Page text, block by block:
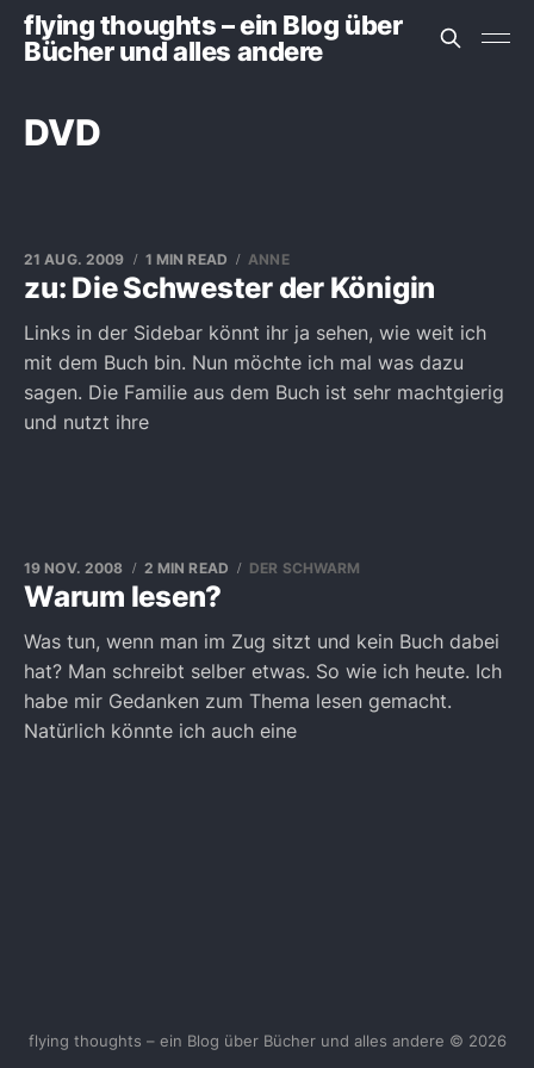
flying thoughts – ein Blog über
Bücher und alles andere
DVD
zu: Die Schwester der Königin
21 AUG. 2009 1 MIN READ ANNE
Links in der Sidebar könnt ihr ja sehen, wie weit ich
mit dem Buch bin. Nun möchte ich mal was dazu
sagen. Die Familie aus dem Buch ist sehr machtgierig
und nutzt ihre
Warum lesen?
19 NOV. 2008 2 MIN READ DER SCHWARM
Was tun, wenn man im Zug sitzt und kein Buch dabei
hat? Man schreibt selber etwas. So wie ich heute. Ich
habe mir Gedanken zum Thema lesen gemacht.
Natürlich könnte ich auch eine
flying thoughts – ein Blog über Bücher und alles andere © 2026